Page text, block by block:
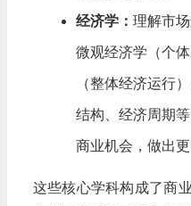
经济学： 理解市
微观经济学（个
（整体经济运行
结构、经济周期
商业机会，做出更
这些核心学科构成了商